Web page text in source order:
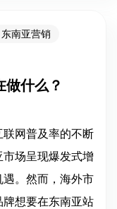
东南亚营销
什么？
网普及率的不断
场呈现爆发式增
。然而，海外市
想要在东南亚站